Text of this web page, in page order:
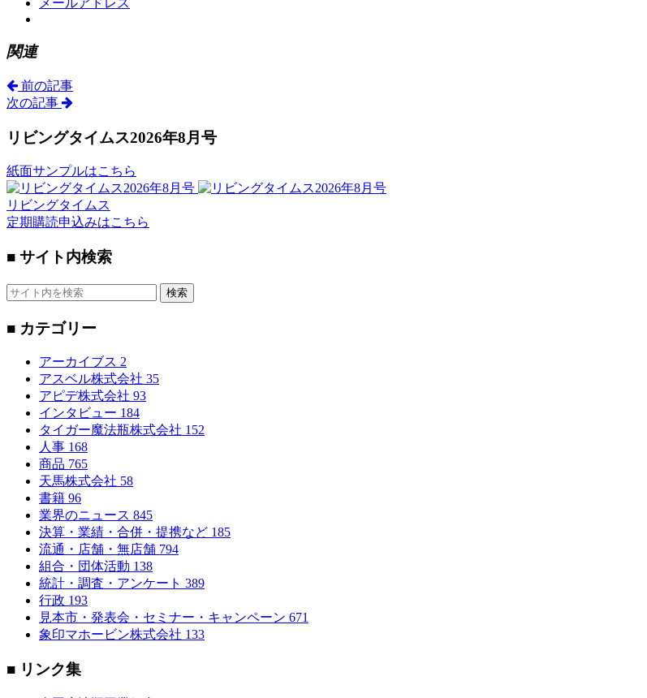
関連
前の記事
次の記事
リビングタイムス2026年8月号
紙面サンプルはこちら
リビングタイムス
定期購読申込みはこちら
■ サイト内検索
検索
■ カテゴリー
アーカイブス 2
アスベル株式会社 35
アピデ株式会社 93
インタビュー 184
タイガー魔法瓶株式会社 152
人事 168
商品 765
天馬株式会社 58
書籍 96
業界のニュース 845
決算・業績・合併・提携など 185
流通・店舗・無店舗 794
組合・団体活動 138
統計・調査・アンケート 389
行政 193
見本市・発表会・セミナー・キャンペーン 671
象印マホービン株式会社 133
■ リンク集